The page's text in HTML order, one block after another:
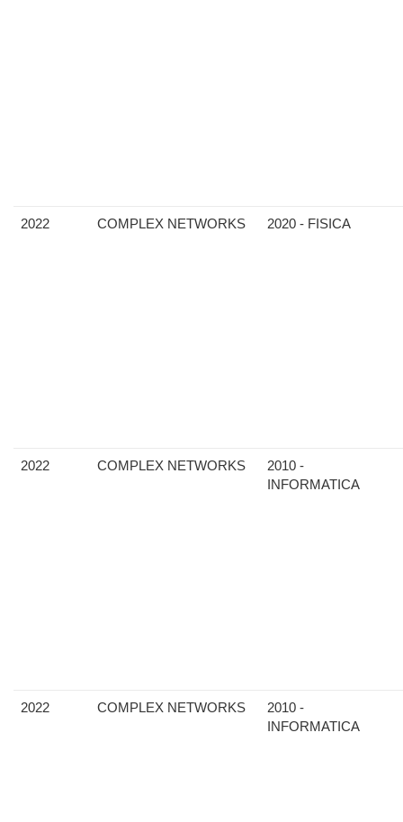
2022 COMPLEX NETWORKS 2020 - FISICA
2022 COMPLEX NETWORKS
2010 -
INFORMATICA
2022 COMPLEX NETWORKS
2010 -
INFORMATICA